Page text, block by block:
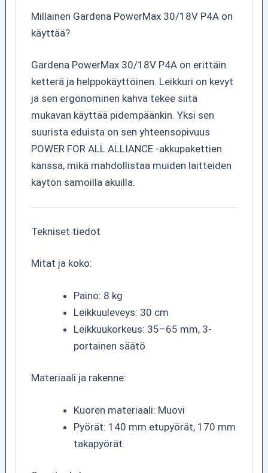
Millainen Gardena PowerMax 30/18V P4A on
käyttää?
Gardena PowerMax 30/18V P4A on erittäin
ketterä ja helppokäyttöinen. Leikkuri on kevyt
ja sen ergonominen kahva tekee siitä
mukavan käyttää pidempäänkin. Yksi sen
suurista eduista on sen yhteensopivuus
POWER FOR ALL ALLIANCE -akkupakettien
kanssa, mikä mahdollistaa muiden laitteiden
käytön samoilla akuilla.
Tekniset tiedot
Mitat ja koko:
Paino: 8 kg
Leikkuuleveys: 30 cm
Leikkuukorkeus: 35–65 mm, 3-
portainen säätö
Materiaali ja rakenne:
Kuoren materiaali: Muovi
Pyörät: 140 mm etupyörät, 170 mm
takapyörät